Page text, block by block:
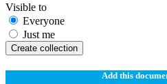
Visible to
Everyone
Just me
Create collection
Add this